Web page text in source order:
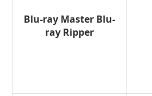
Blu-ray Master Blu-
ray Ripper